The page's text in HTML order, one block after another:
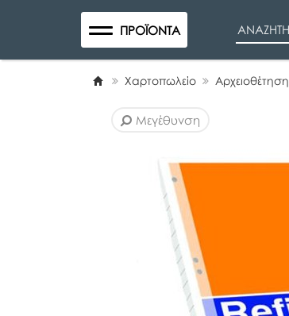
ΠΡΟΪΌΝΤΑ
Χαρτοπωλείο Αρχειοθέτηση
Μεγέθυνση